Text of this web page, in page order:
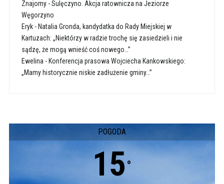
Znajomy-Sulęczyno. Akcja ratownicza na Jeziorze
Węgorzyno
Eryk- Natalia Gronda, kandydatka do Rady Miejskiej w
Kartuzach: „Niektórzy w radzie trochę się zasiedzieli i nie
sądzę, że mogą wnieść coś nowego…”
Ewelina - Konferencja prasowa Wojciecha Kankowskiego:
„Mamy historycznie niskie zadłużenie gminy…”
POGODA
15 °